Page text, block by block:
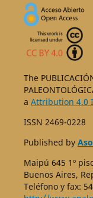
The
a Attribution 4.0
ISSN 2469-0228
Published by
Maipú 645 1º
Buenos Aires,
Teléfono y fax: